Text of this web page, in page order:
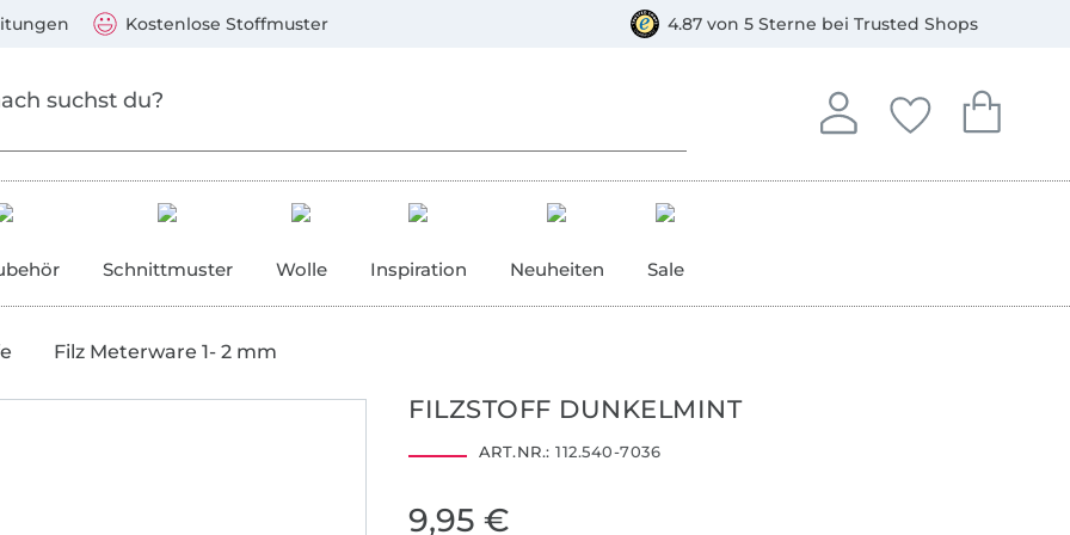
Kostenlose Stoffmuster 4.87 von 5 Sterne bei Trusted Shops
Anmelden
In deinem Konto
Deine
Du hast keine
Dein
Du hast
Schnittmuster Wolle Inspiration Neuheiten Sale
Filz Meterware 1- 2 mm
FILZSTOFF DUNKELMINT
ART.NR.: 112.540-7036
9,95 €
Mastercard, PayPal, Giropay, Kauf auf Rechnung, Vorkasse